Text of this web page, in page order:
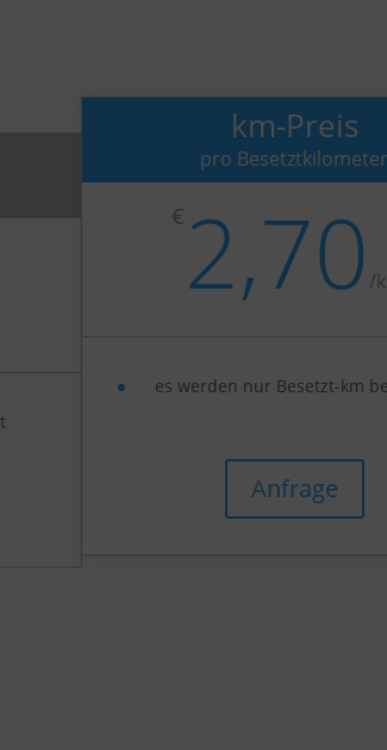
km-Preis
pro Besetztkilometer
€ 2,70 /
es werden nur Besetzt-km
Anfrage